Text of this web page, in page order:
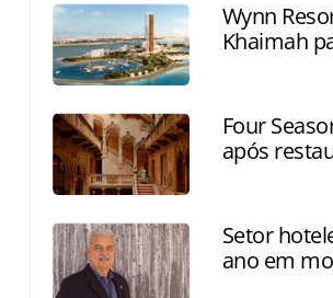
Wynn
Khaimah
Four
após
Setor
ano em